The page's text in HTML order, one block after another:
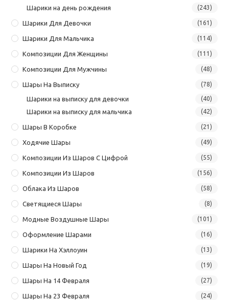
Шарики на день рождения (243)
Шарики Для Девочки (161)
Шарики Для Мальчика (114)
Композиции Для Женщины (111)
Композиции Для Мужчины (48)
Шары На Выписку (78)
Шарики на выписку для девочки (40)
Шарики на выписку для мальчика (42)
Шары В Коробке (21)
Ходячие Шары (49)
Композиции Из Шаров С Цифрой (55)
Композиции Из Шаров (156)
Облака Из Шаров (58)
Светящиеся Шары (8)
Модные Воздушные Шары (101)
Оформление Шарами (16)
Шарики На Хэллоуин (13)
Шары На Новый Год (19)
Шары На 14 Февраля (27)
Шары На 23 Февраля (24)